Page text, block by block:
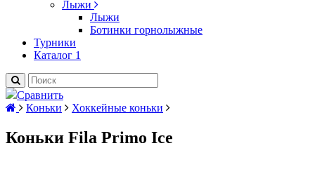
Лыжи
Лыжи
Ботинки горнолыжные
Турники
Каталог 1
Сравнить
Коньки
Хоккейные коньки
Коньки Fila Primo Ice